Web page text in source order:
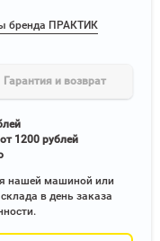
бренда ПРАКТИК
Гарантия и возврат
1200 рублей
нашей машиной или
в день заказа